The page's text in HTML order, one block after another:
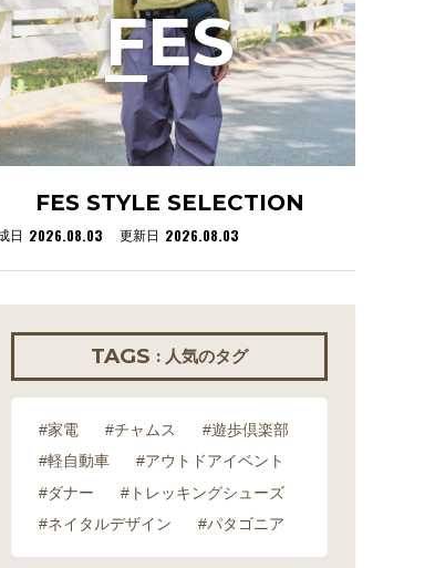
FES STYLE SELECTION
日 2026.08.03 更新日 2026.08.03
FES
TAGS : 人気のタグ
#家電 #チャムス
#遊歩倶楽部
#軽自動車
#アウトドアイベント
#ダナー
#トレッキングシューズ
#ネイタルデザイン
#パタゴニア